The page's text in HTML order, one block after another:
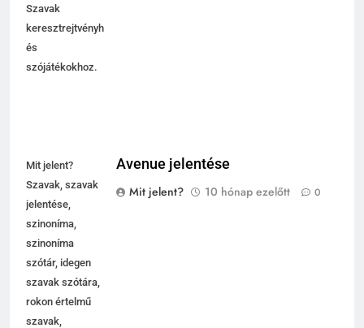
Szavak
keresztrejtvényhez
és
szójátékokhoz.
Mit jelent?
Szavak, szavak
jelentése,
szinoníma,
szinoníma
szótár, idegen
szavak szótára,
rokon értelmű
szavak,
Avenue jelentése
Mit jelent?
10 hónap ezelőtt 0